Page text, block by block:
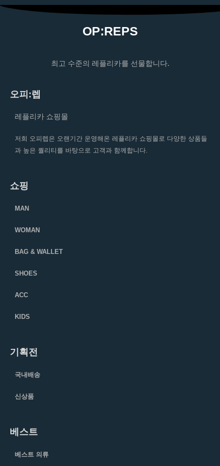
OP:REPS
최고 수준의 레플리카를 선물합니다.
오피:렙
레플리카 쇼핑몰
저희 오피렙은 오랜기간 운영해온 레플리카 쇼핑몰로 다양한 상품들
과 높은 퀄리티를 바탕으로 고객과 함께합니다.
쇼핑
MAN
WOMAN
BAG & WALLET
SHOES
ACC
KIDS
기획전
국내배송
신상품
베스트
베스트 의류